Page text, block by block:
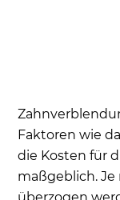
Faktoren wie
die Kosten für
maßgeblich. Je